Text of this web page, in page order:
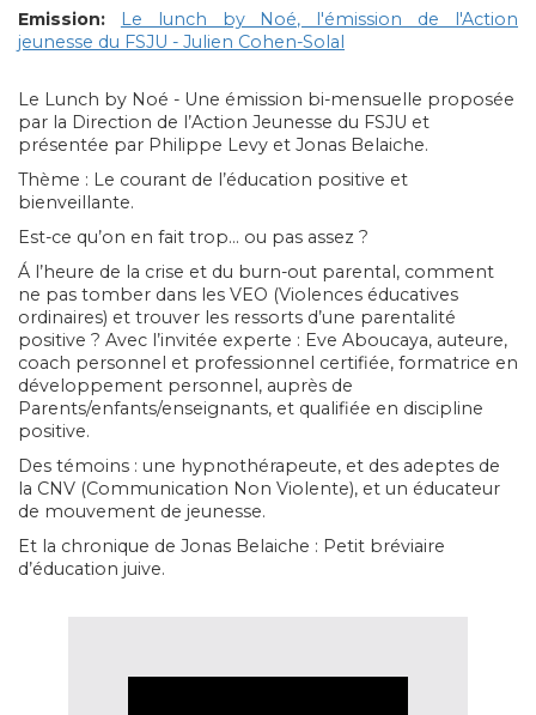
Emission:
Le lunch by Noé, l'émission de l'Action
jeunesse du FSJU - Julien Cohen-Solal
Le Lunch by Noé - Une émission bi-mensuelle proposée
par la Direction de l’Action Jeunesse du FSJU et
présentée par Philippe Levy et Jonas Belaiche.
Thème : Le courant de l’éducation positive et
bienveillante.
Est-ce qu’on en fait trop… ou pas assez ?
Á l’heure de la crise et du burn-out parental, comment
ne pas tomber dans les VEO (Violences éducatives
ordinaires) et trouver les ressorts d’une parentalité
positive ? Avec l’invitée experte : Eve Aboucaya, auteure,
coach personnel et professionnel certifiée, formatrice en
développement personnel, auprès de
Parents/enfants/enseignants, et qualifiée en discipline
positive.
Des témoins : une hypnothérapeute, et des adeptes de
la CNV (Communication Non Violente), et un éducateur
de mouvement de jeunesse.
Et la chronique de Jonas Belaiche : Petit bréviaire
d’éducation juive.